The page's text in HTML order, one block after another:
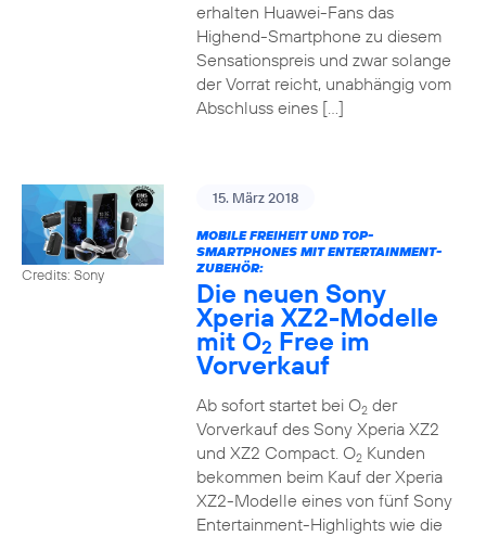
erhalten Huawei-Fans das
Highend-Smartphone zu diesem
Sensationspreis und zwar solange
der Vorrat reicht, unabhängig vom
Abschluss eines […]
Credits: Sony
15. März 2018
MOBILE FREIHEIT UND TOP-
SMARTPHONES MIT ENTERTAINMENT-
ZUBEHÖR:
Die neuen Sony
Xperia XZ2-Modelle
mit O2 Free im
Vorverkauf
Ab sofort startet bei O2der
Vorverkauf des Sony Xperia XZ2
und XZ2 Compact. O2Kunden
bekommen beim Kauf der Xperia
XZ2-Modelle eines von fünf Sony
Entertainment-Highlights wie die